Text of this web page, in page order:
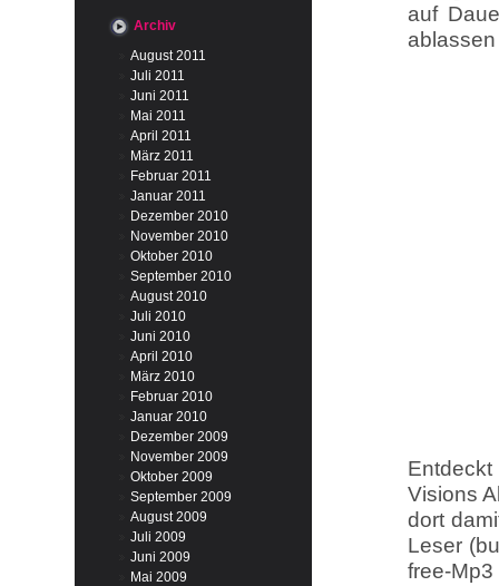
Archiv
August 2011
Juli 2011
Juni 2011
Mai 2011
April 2011
März 2011
Februar 2011
Januar 2011
Dezember 2010
November 2010
Oktober 2010
September 2010
August 2010
Juli 2010
Juni 2010
April 2010
März 2010
Februar 2010
Januar 2010
Dezember 2009
November 2009
Oktober 2009
September 2009
August 2009
Juli 2009
Juni 2009
Mai 2009
auf
Visions
dort
Leser
free-